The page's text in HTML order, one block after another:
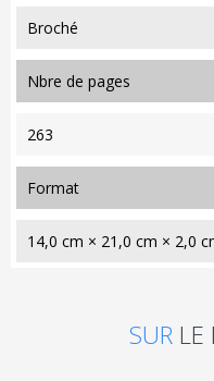
Broché
nbre de pages
263
format
14,0 cm × 21,0 cm × 2,0
SUR LE